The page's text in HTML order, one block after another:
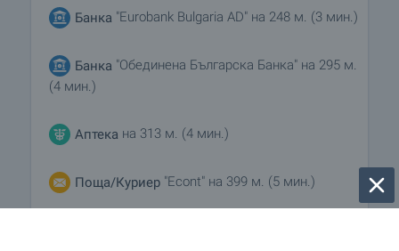
Банка "Eurobank Bulgaria AD" на 248 м. (3 мин.)
Банка "Обединена Българска Банка" на 295 м.
(4 мин.)
Аптека на 313 м. (4 мин.)
Поща/Куриер "Econt" на 399 м. (5 мин.)